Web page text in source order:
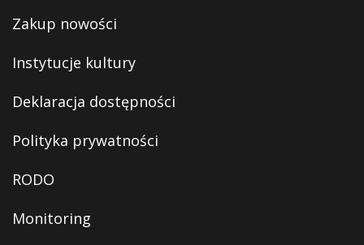
Zakup nowości
Instytucje kultury
Deklaracja dostępności
Polityka prywatności
RODO
Monitoring